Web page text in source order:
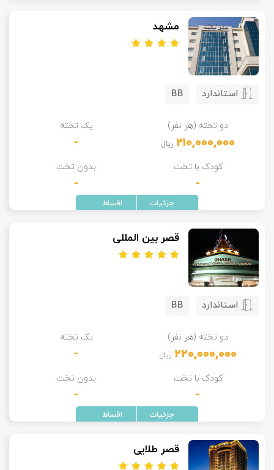
مشهد
استاندارد BB
دو تخته (هر نفر)
210,000,000 ریال
یک تخته
-
کودک با تخت
-
بدون تخت
-
قصر بین المللی
استاندارد BB
دو تخته (هر نفر)
220,000,000 ریال
یک تخته
-
کودک با تخت
-
بدون تخت
-
قصر طلایی